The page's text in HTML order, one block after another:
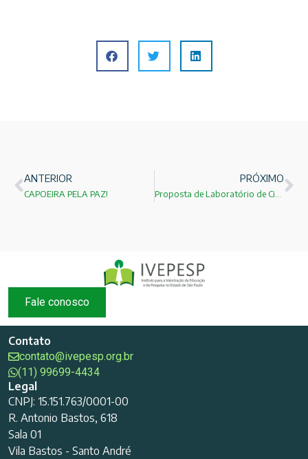
ANTERIOR
CAPOEIRA PELA PAZ!
PRÓXIMO
Fale conosco
Contato
contato@ivepesp.org.br
(11) 99699-4434
Legal
CNPJ: 15.151.763/0001-00
R. Antonio Bastos, 618
Sala 01
Vila Bastos - Santo André